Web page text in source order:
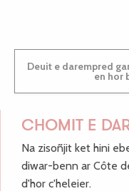
Deuit e darempred ganeomp pe deuit da welet ac'hanomp
en hor
CHOMIT E
Na zisoñjit ket hini
diwar-benn ar Côte
d'hor c'heleier.